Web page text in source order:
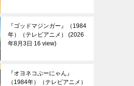
『ゴッドマジンガー』（1984
年）（テレビアニメ）
2026
年8月3日 16 view
『オヨネコぶーにゃん』
（1984年）（テレビアニメ）